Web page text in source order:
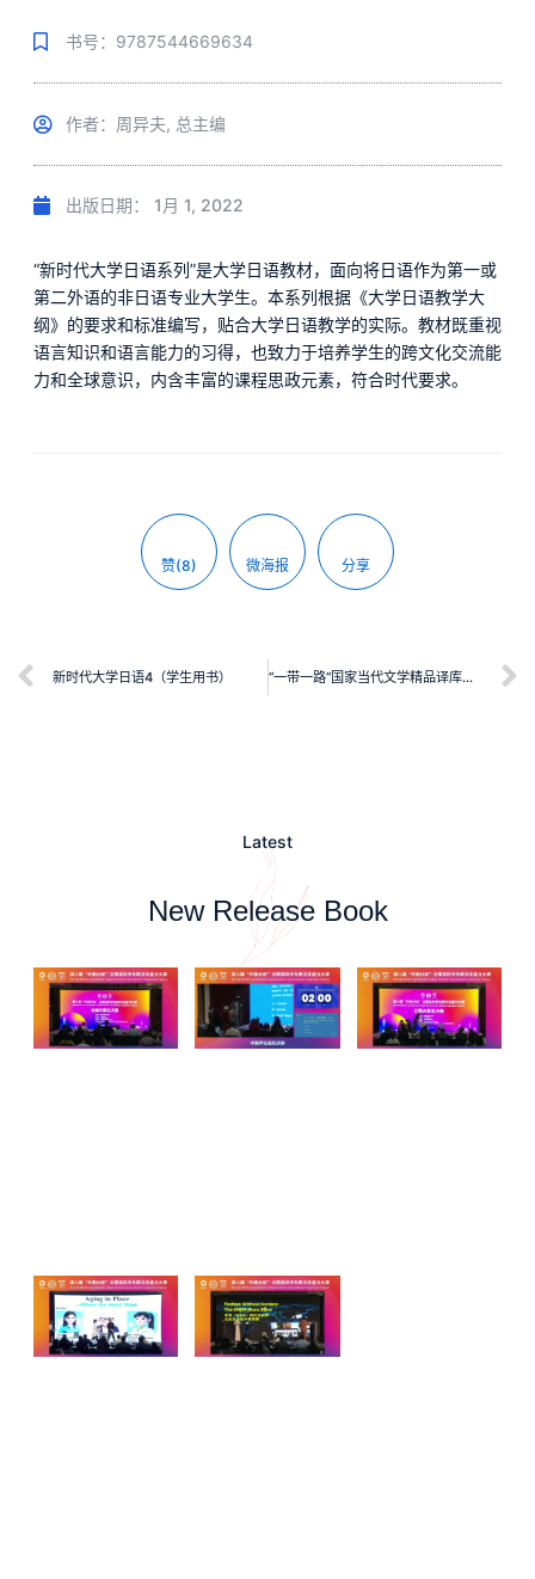
书号：9787544669634
作者：周异夫, 总主编
出版日期： 1月 1, 2022
“新时代大学日语系列”是大学日语教材，面向将日语作为第一或
第二外语的非日语专业大学生。本系列根据《大学日语教学大
纲》的要求和标准编写，贴合大学日语教学的实际。教材既重视
语言知识和语言能力的习得，也致力于培养学生的跨文化交流能
力和全球意识，内含丰富的课程思政元素，符合时代要求。
赞(8) 微海报 分享
新时代大学日语4（学生用书） “一带一路”国家当代文学精品译库：我心中的河流
Latest
New Release Book